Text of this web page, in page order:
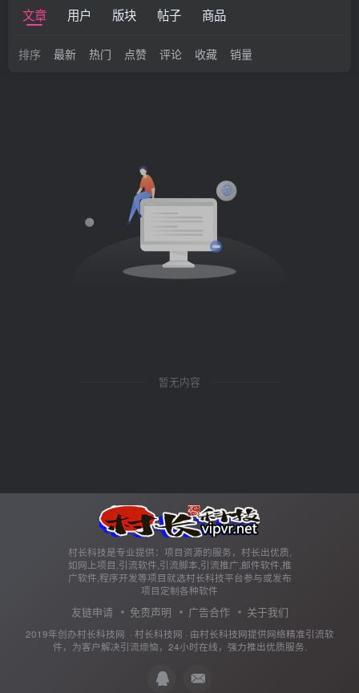
文章 用户 版块 帖子 商品
排序 最新 热门 点赞 评论 收藏 销量
暂无内容
村长科技是专业提供：项目资源的服务，村长出优质,
如网上项目,引流软件,引流脚本,引流推广,邮件软件,推
广软件,程序开发等项目就选村长科技平台参与或发布
项目定制各种软件
友链申请 免责声明 广告合作 关于我们
2019年创办村长科技网 · 村长科技网 · 由村长科技网提供网络精准引流软
件，为客户解决引流烦恼，24小时在线，强力推出优质服务.